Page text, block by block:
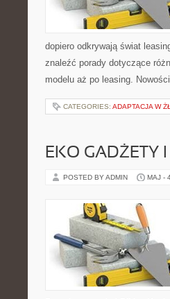
dopiero odkrywają świat
znaleźć porady dotyczące
modelu aż po leasing.
CATEGORIES: ADAPTACJA W
EKO GADŻETY
POSTED BY ADMIN MAJ -